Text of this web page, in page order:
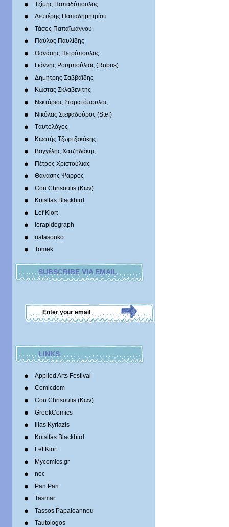
Τζίμης Παπαδόπουλος
Λευτέρης Παπαδημητρίου
Τάσος Παπαϊωάννου
Παύλος Παυλίδης
Θανάσης Πετρόπουλος
Γιάννης Ρουμπούλιας (Rubus)
Δημήτρης Σαββαΐδης
Κώστας Σκλαβενίτης
Νεκτάριος Σταματόπουλος
Νικόλας Στεφαδούρος (Stef)
Tαυτολόγος
Κωστής Τζωρτζακάκης
Βαγγέλης Χατζηδάκης
Πέτρος Χριστούλιας
Θανάσης Ψαρρός
Con Chrisoulis (Κων)
Kotsifas Blackbird
Lef Kiort
lerapidograph
natasouko
Tomek
SUBSCRIBE VIA EMAIL
LINKS
Applied Arts Festival
Comicdom
Con Chrisoulis (Κων)
GreekComics
Ilias Kyriazis
Kotsifas Blackbird
Lef Kiort
Mycomics.gr
nec
Pan Pan
Tasmar
Tassos Papaioannou
Tautologos